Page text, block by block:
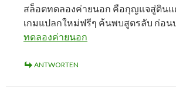
สล็อตทดลองค่ายนอก คือกุญแจสู่ดิน
เกมแปลกใหม่ฟรีๆ ค้นพบสูตรลับ ก่อน
ทดลองค่ายนอก
ANTWORTEN